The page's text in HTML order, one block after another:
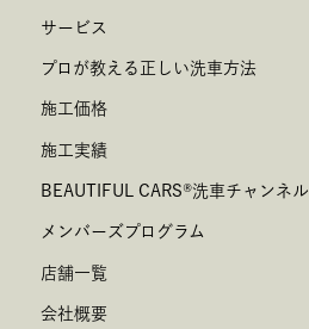
サービス
プロが教える正しい洗車方法
施工価格
施工実績
BEAUTIFUL CARS®洗車チャンネル
メンバーズプログラム
店舗一覧
会社概要